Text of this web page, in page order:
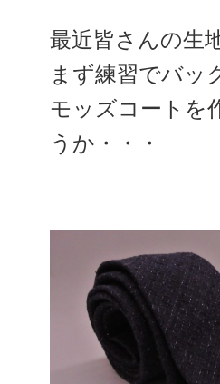
最近皆さんの生
まず練習でバッ
モッズコートを
うか・・・